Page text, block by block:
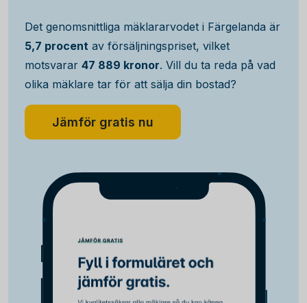
Det genomsnittliga mäklararvodet i Färgelanda är
5,7 procent av försäljningspriset, vilket
motsvarar 47 889 kronor. Vill du ta reda på vad
olika mäklare tar för att sälja din bostad?
Jämför gratis nu